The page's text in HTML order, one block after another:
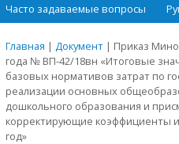
Часто задаваемые вопросы
Главная | Документ | Приказ
года № ВП-42/18вн «Итоговые
базовых нормативов затрат по
реализации основных
дошкольного образования и
корректирующие коэффициенты
год»